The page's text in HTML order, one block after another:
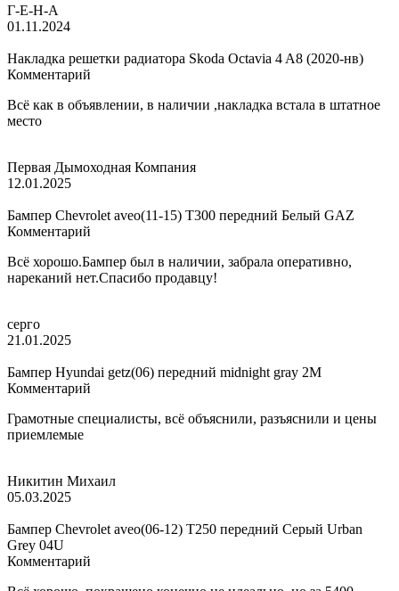
Г-Е-Н-А
01.11.2024
Накладка решетки радиатора Skoda Octavia 4 A8 (2020-нв)
Комментарий
Всё как в объявлении, в наличии ,накладка встала в штатное
место
Первая Дымоходная Компания
12.01.2025
Бампер Chevrolet aveo(11-15) T300 передний Белый GAZ
Комментарий
Всё хорошо.Бампер был в наличии, забрала оперативно,
нареканий нет.Спасибо продавцу!
серго
21.01.2025
Бампер Hyundai getz(06) передний midnight gray 2M
Комментарий
Грамотные специалисты, всё объяснили, разъяснили и цены
приемлемые
Никитин Михаил
05.03.2025
Бампер Chevrolet aveo(06-12) T250 передний Серый Urban
Grey 04U
Комментарий